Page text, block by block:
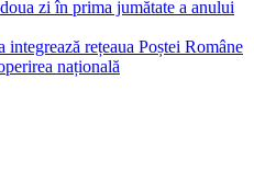
zi în prima jumătate a anului
integrează rețeaua Poștei Române
națională